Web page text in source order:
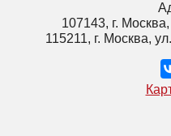
107143, г.
115211, г. Москва,